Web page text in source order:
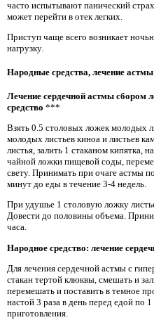
часто испытывают панический
может перейти в отек легких.
Приступ чаще всего возникает
нагрузку.
Народные средства, лечение астмы
Лечение сердечной астмы сбором
средство ***
Взять 0.5 столовых ложек молодых
молодых листьев киноа и листьев
листья, залить 1 стаканом кипятка,
чайной ложки пищевой соды,
свету. Принимать при очаге астмы
минут до еды в течение 3-4 недель.
При удушье 1 столовую ложку
Довести до половины объема.
часа.
Народное средство: лечение
Для лечения сердечной астмы с
стакан тертой клюквы, смешать и
перемешать и поставить в темное
настой 3 раза в день перед едой по
приготовления.